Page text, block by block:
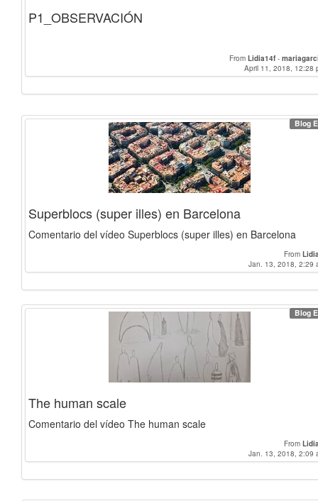
P1_OBSERVACIÓN
From Lidia14f -
April 11, 2018, 12:28
Blog
Superblocs (super illes) en Barcelona
Comentario del vídeo Superblocs (super illes) en Barcelona
From
Jan. 13, 2018, 2:29
Blog
The human scale
Comentario del vídeo The human scale
From
Jan. 13, 2018, 2:09